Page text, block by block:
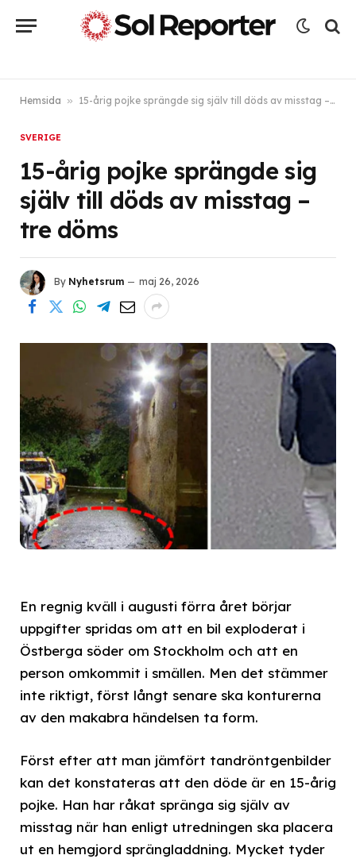
Hemsida » 15-årig pojke sprängde sig själv till döds av misstag – tre döms
SVERIGE
15-årig pojke sprängde sig
själv till döds av misstag –
tre döms
By Nyhetsrum maj 26, 2026
En regnig kväll i augusti förra året börjar
uppgifter spridas om att en bil exploderat i
Östberga söder om Stockholm och att en
person omkommit i smällen. Men det stämmer
inte riktigt, först långt senare ska konturerna
av den makabra händelsen ta form.
Först efter att man jämfört tandröntgenbilder
kan det konstateras att den döde är en 15-årig
pojke. Han har råkat spränga sig själv av
misstag när han enligt utredningen ska placera
ut en hemgjord sprängladdning. Mycket tyder